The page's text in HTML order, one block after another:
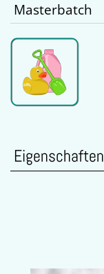
Masterbatch
Eigenschaften